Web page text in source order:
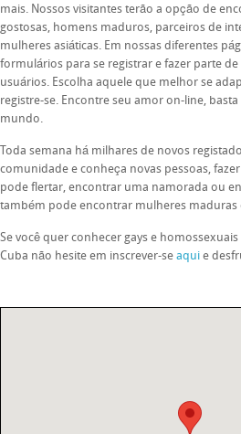
mais. Nossos visitantes terão a opção de
gostosas, homens maduros, parceiros de
mulheres asiáticas. Em nossas diferentes
formulários para se registrar e fazer parte
usuários. Escolha aquele que melhor se
registre-se. Encontre seu amor on-line,
mundo.
Toda semana há milhares de novos
comunidade e conheça novas pessoas,
pode flertar, encontrar uma namorada ou
também pode encontrar mulheres maduras
Se você quer conhecer gays e
Cuba não hesite em inscrever-se aqui e